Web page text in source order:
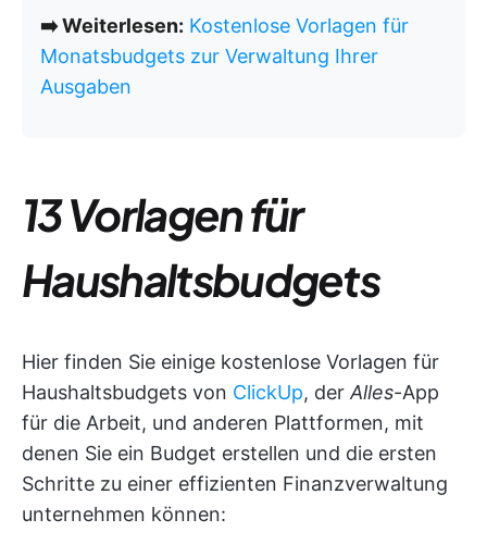
➡️ Weiterlesen: Kostenlose Vorlagen für
Monatsbudgets zur Verwaltung Ihrer
Ausgaben
13 Vorlagen für
Haushaltsbudgets
Hier finden Sie einige kostenlose Vorlagen für
Haushaltsbudgets von ClickUp, der Alles-App
für die Arbeit, und anderen Plattformen, mit
denen Sie ein Budget erstellen und die ersten
Schritte zu einer effizienten Finanzverwaltung
unternehmen können: